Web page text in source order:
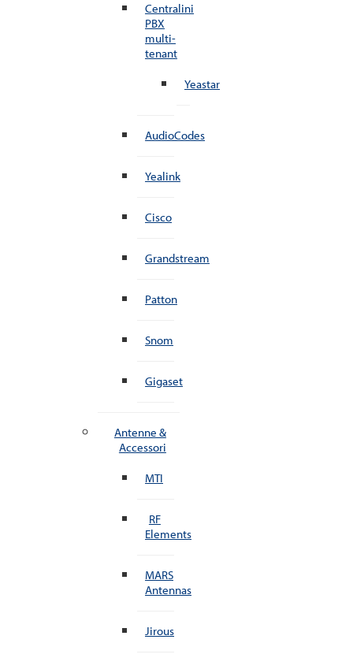
Centralini
PBX
multi-
tenant
Yeastar
AudioCodes
Yealink
Cisco
Grandstream
Patton
Snom
Gigaset
Antenne &
Accessori
MTI
RF
Elements
MARS
Antennas
Jirous